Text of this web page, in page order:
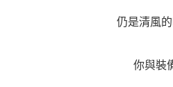
仍是清風
你與裝